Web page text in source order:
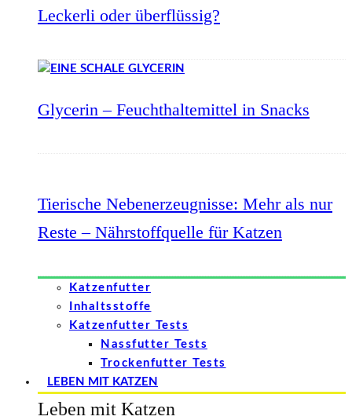
Leckerli oder überflüssig?
Glycerin – Feuchthaltemittel in Snacks
Tierische Nebenerzeugnisse: Mehr als nur
Reste – Nährstoffquelle für Katzen
Katzenfutter
Inhaltsstoffe
Katzenfutter Tests
Nassfutter Tests
Trockenfutter Tests
LEBEN MIT KATZEN
Leben mit Katzen